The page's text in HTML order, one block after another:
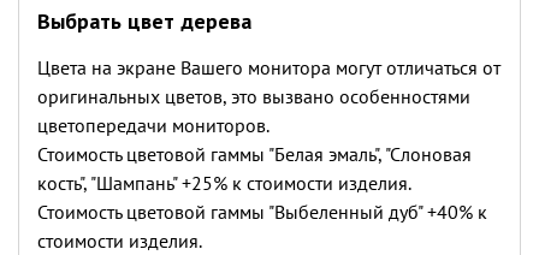
Выбрать цвет дерева
Цвета на экране Вашего монитора могут отличаться от
оригинальных цветов, это вызвано особенностями
цветопередачи мониторов.
Стоимость цветовой гаммы "Белая эмаль", "Слоновая
кость", "Шампань" +25% к стоимости изделия.
Стоимость цветовой гаммы "Выбеленный дуб" +40% к
стоимости изделия.